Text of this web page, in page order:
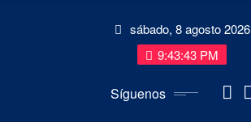
sábado, 8 agosto 2026
9:43:43 PM
Síguenos